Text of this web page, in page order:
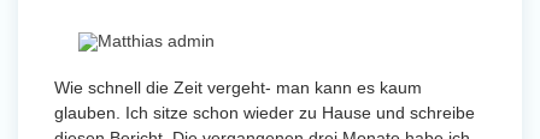
Wie schnell die Zeit vergeht- man kann es kaum
glauben. Ich sitze schon wieder zu Hause und schreibe